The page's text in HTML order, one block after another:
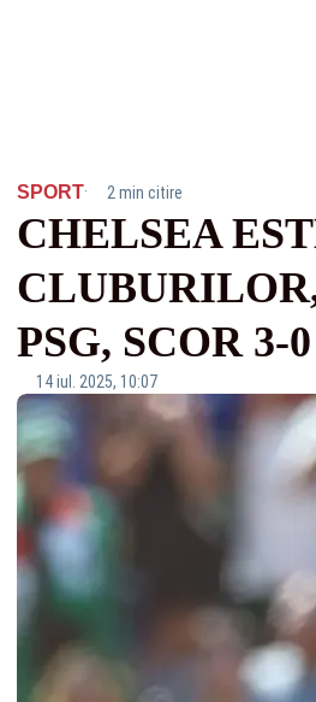
SPORT· 2 min citire
CHELSEA
PSG, SCOR 3-0
14 iul. 2025, 10:07